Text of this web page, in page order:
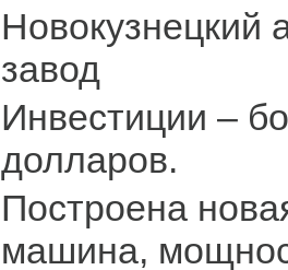
завод
Инвестиции –
долларов.
Построена
машина,